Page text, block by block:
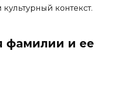
контекст.
фамилии и ее